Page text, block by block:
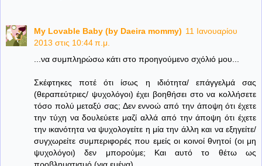
My Lovable Baby (by Daeira mommy) 11 Ιανουαρίου
2013 στις 10:44 π.μ.
...να συμπληρώσω κάτι στο προηγούμενο σχόλιό μου...
Σκέφτηκες ποτέ ότι ίσως η ιδιότητα/ επάγγελμά σας
(θεραπεύτριες/ ψυχολόγοι) έχει βοηθήσει στο να κολλήσετε
τόσο πολύ μεταξύ σας; Δεν εννοώ από την άποψη ότι έχετε
την τύχη να δουλεύετε μαζί αλλά από την άποψη ότι έχετε
την ικανότητα να ψυχολογείτε η μία την άλλη και να εξηγείτε/
συγχωρείτε συμπεριφορές που εμείς οι κοινοί θνητοί (οι μη
ψυχολόγοι) δεν μπορούμε; Και αυτό το θέτω ως